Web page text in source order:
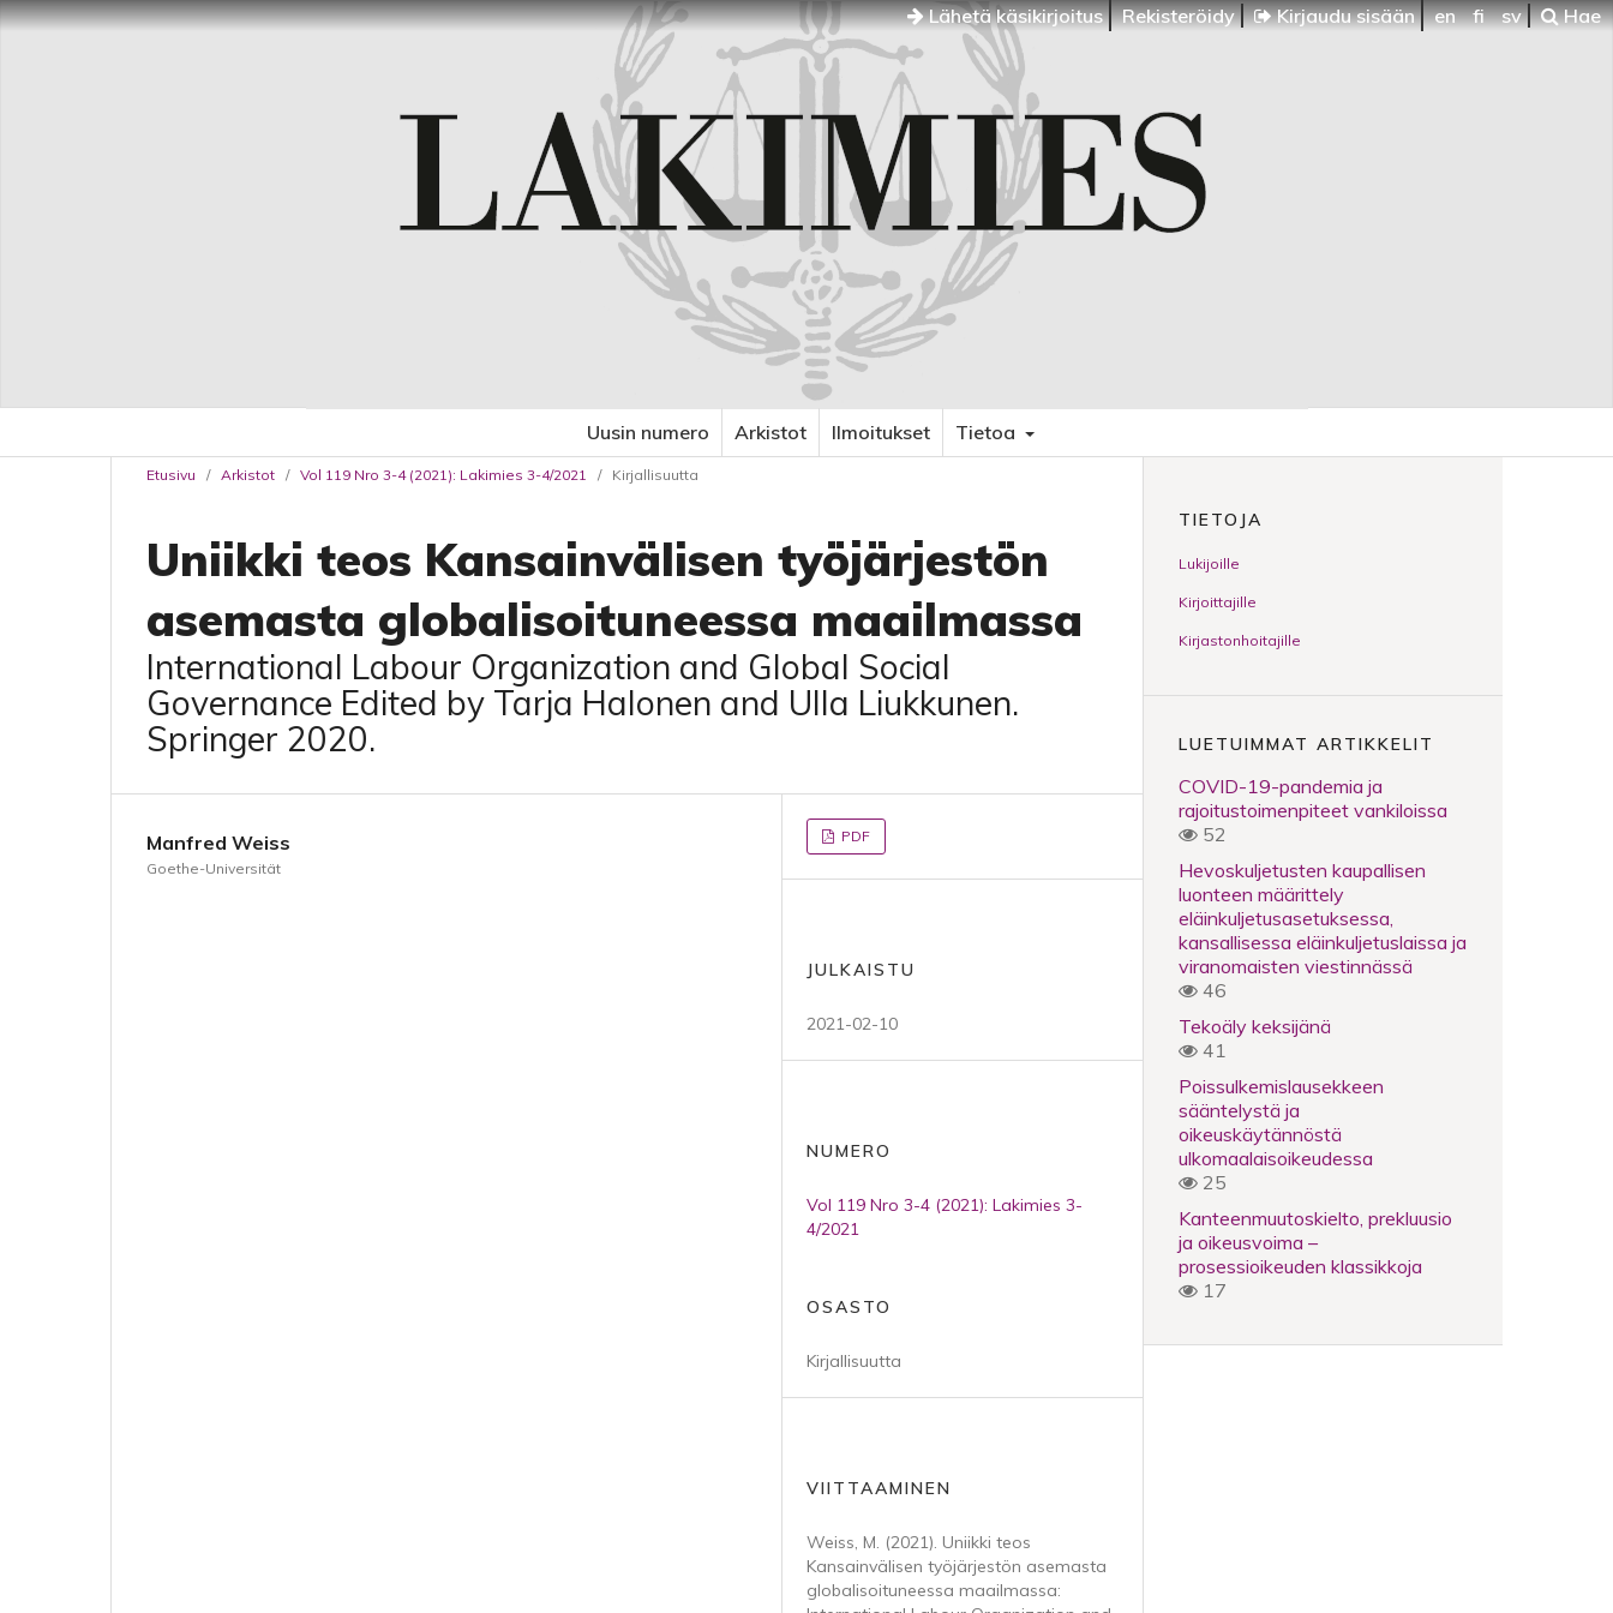
Lähetä käsikirjoitus Rekisteröidy Kirjaudu sisään en fi sv Hae
Uusin numero Arkistot Ilmoitukset Tietoa
Etusivu / Arkistot / Vol 119 Nro 3-4 (2021): Lakimies 3-4/2021 / Kirjallisuutta
Uniikki teos Kansainvälisen työjärjestön
asemasta globalisoituneessa maailmassa
International Labour Organization and Global Social
Governance Edited by Tarja Halonen and Ulla Liukkunen.
Springer 2020.
Manfred Weiss
Goethe-Universität
PDF
JULKAISTU
2021-02-10
NUMERO
Vol 119 Nro 3-4 (2021): Lakimies 3-
4/2021
OSASTO
Kirjallisuutta
VIITTAAMINEN
Weiss, M. (2021). Uniikki teos
Kansainvälisen työjärjestön asemasta
globalisoituneessa maailmassa:
TIETOJA
Lukijoille
Kirjoittajille
Kirjastonhoitajille
LUETUIMMAT ARTIKKELIT
COVID-19-pandemia ja
rajoitustoimenpiteet vankiloissa
52
Hevoskuljetusten kaupallisen
luonteen määrittely
eläinkuljetusasetuksessa,
kansallisessa eläinkuljetuslaissa ja
viranomaisten viestinnässä
46
Tekoäly keksijänä
41
Poissulkemislausekkeen
sääntelystä ja
oikeuskäytännöstä
ulkomaalaisoikeudessa
25
Kanteenmuutoskielto, prekluusio
ja oikeusvoima –
prosessioikeuden klassikkoja
17